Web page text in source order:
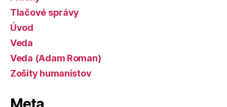
Tlačové správy
Úvod
Veda
Veda (Adam Roman)
Zošity humanistov